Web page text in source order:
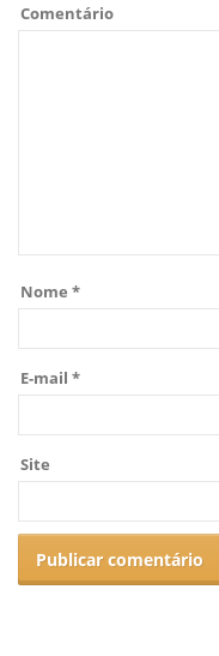
Comentário
Nome *
E-mail *
Site